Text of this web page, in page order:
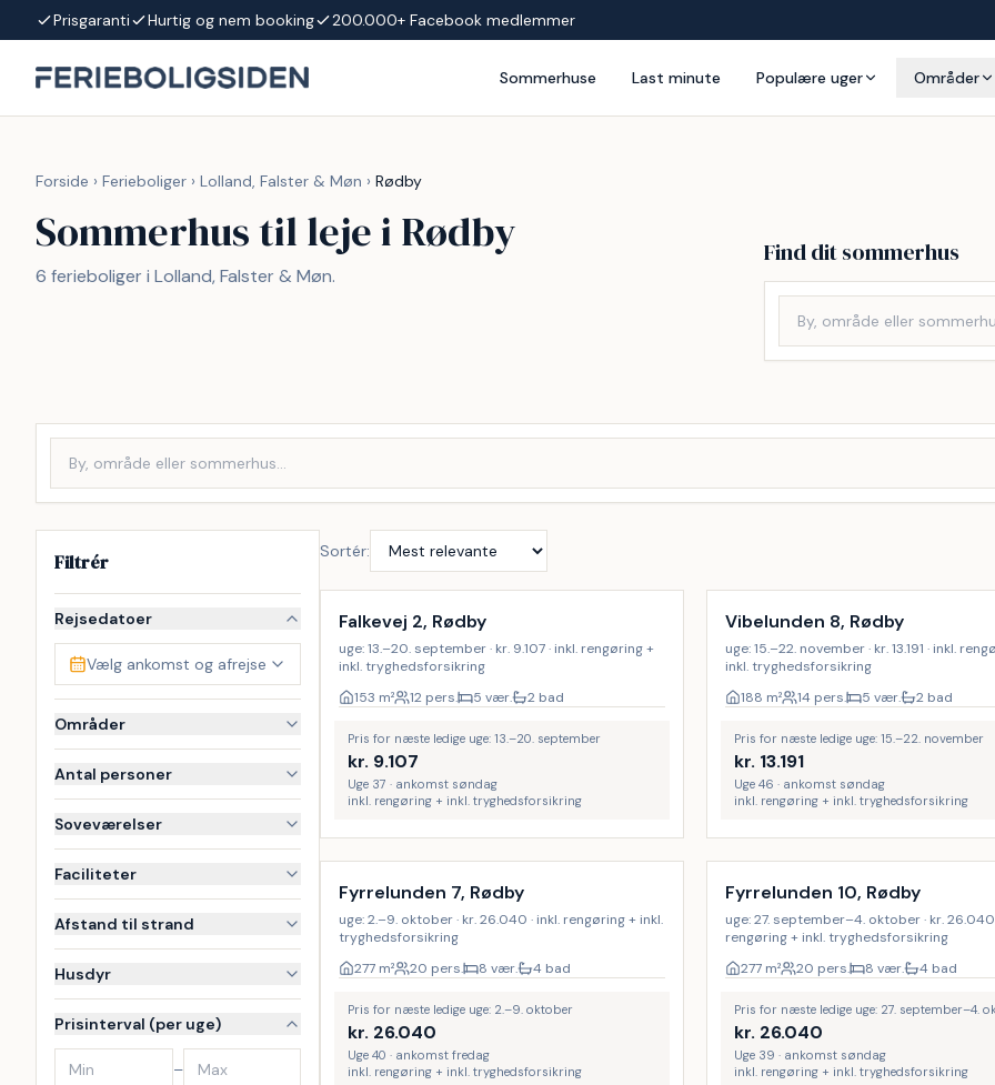
Spring til indhold
Prisgaranti Hurtig og nem booking 200.000+ Facebook medlemmer
Sommerhuse Last minute Populære uger Områder
Forside › Ferieboliger › Lolland, Falster & Møn › Rødby
Sommerhus til leje i Rødby
6 ferieboliger i Lolland, Falster & Møn.
Find dit sommerhus
Filtrér
Rejsedatoer
Vælg ankomst og afrejse
Områder
Antal personer
Soveværelser
Faciliteter
Afstand til strand
Husdyr
Prisinterval (per uge)
–
Sortér:
Falkevej 2, Rødby
uge: 13.–20. september · kr. 9.107 · inkl. rengøring +
inkl. tryghedsforsikring
153 m² 12 pers. 5 vær. 2 bad
Pris for næste ledige uge: 13.–20. september
kr. 9.107
Uge 37 · ankomst søndag
inkl. rengøring + inkl. tryghedsforsikring
Vibelunden 8, Rødby
uge: 15.–22. november · kr. 13.191 · inkl.
inkl. tryghedsforsikring
188 m² 14 pers. 5 vær. 2 bad
Pris for næste ledige uge: 15.–22. november
kr. 13.191
Uge 46 · ankomst søndag
inkl. rengøring + inkl. tryghedsforsikring
Inkl. rengøring
Fyrrelunden 7, Rødby
uge: 2.–9. oktober · kr. 26.040 · inkl. rengøring + inkl.
tryghedsforsikring
277 m² 20 pers. 8 vær. 4 bad
Pris for næste ledige uge: 2.–9. oktober
kr. 26.040
Uge 40 · ankomst fredag
inkl. rengøring + inkl. tryghedsforsikring
Inkl. rengøring
Fyrrelunden 10, Rødby
uge: 27. september–4. oktober · kr. 26.040
rengøring + inkl. tryghedsforsikring
277 m² 20 pers. 8 vær. 4 bad
Pris for næste ledige uge: 27. september–4.
kr. 26.040
Uge 39 · ankomst søndag
inkl. rengøring + inkl. tryghedsforsikring